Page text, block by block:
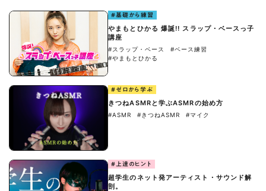
#基礎から練習
やまもとひかる 爆誕!! スラップ・ベースっ子
講座
#スラップ・ベース
#ベース練習
#やまもとひかる
#ゼロから学ぶ
きつねASMRと学ぶASMRの始め方
#ASMR #きつねASMR #マイク
#上達のヒント
超学生のネット発アーティスト・サウンド解
剖。